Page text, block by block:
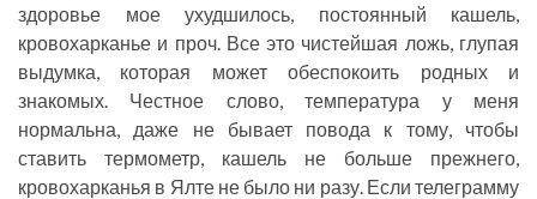
здоровье мое ухудшилось, постоянный кашель,
кровохарканье и проч. Все это чистейшая ложь, глупая
выдумка, которая может обеспокоить родных и
знакомых. Честное слово, температура у меня
нормальна, даже не бывает повода к тому, чтобы
ставить термометр, кашель не больше прежнего,
кровохарканья в Ялте не было ни разу. Если телеграмму